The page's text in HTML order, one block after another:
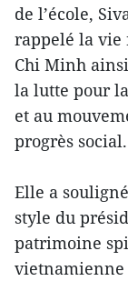
de l’école,
rappelé la
Chi Minh
la lutte pour
et au
progrès social.
Elle a
style du
patrimoine
vietnamienne